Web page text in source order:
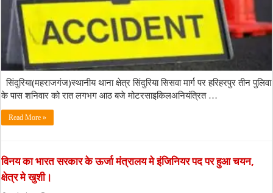
सिंदुरिया(महराजगंज)स्थानीय थाना क्षेत्र सिंदुरिया सिसवा मार्ग पर हरिहरपुर तीन पुलिवा
के पास शनिवार को रात लगभग आठ बजे मोटरसाइकिलअनियंत्रित …
Read More »
विनय का भारत सरकार के ऊर्जा मंत्रालय मे इंजिनियर पद पर हुआ चयन,
क्षेत्र मे खुशी।